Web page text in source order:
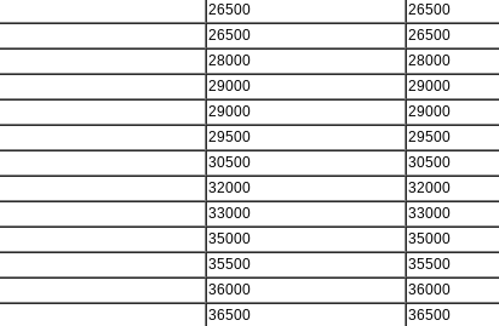
26500 26500
26500 26500
28000 28000
29000 29000
29000 29000
29500 29500
30500 30500
32000 32000
33000 33000
35000 35000
35500 35500
36000 36000
36500 36500